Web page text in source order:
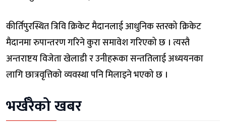
कीर्तिपुरस्थित त्रिवि क्रिकेट मैदानलाई आधुनिक स्तरको क्रिकेट
मैदानमा रुपान्तरण गरिने कुरा समावेश गरिएको छ । त्यस्तै
अन्तराष्टय विजेता खेलाडी र उनीहरूका सन्ततिलाई अध्ययनका
लागि छात्रवृत्तिको व्यवस्था पनि मिलाइने भएको छ ।
भर्खरैको खबर